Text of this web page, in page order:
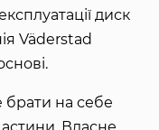
диск
Väderstad
на себе
Власне